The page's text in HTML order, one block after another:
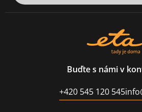
Buďte s námi v
+420 545 120 545